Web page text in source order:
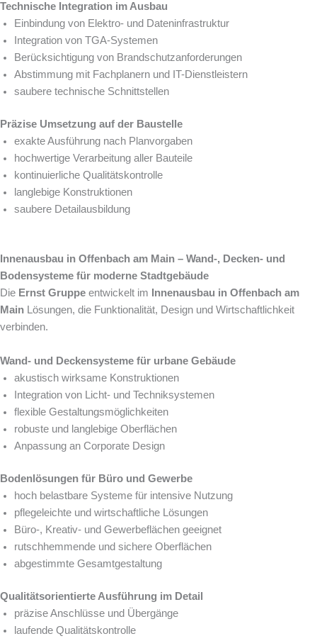
Technische Integration im Ausbau
Einbindung von Elektro- und Dateninfrastruktur
Integration von TGA-Systemen
Berücksichtigung von Brandschutzanforderungen
Abstimmung mit Fachplanern und IT-Dienstleistern
saubere technische Schnittstellen
Präzise Umsetzung auf der Baustelle
exakte Ausführung nach Planvorgaben
hochwertige Verarbeitung aller Bauteile
kontinuierliche Qualitätskontrolle
langlebige Konstruktionen
saubere Detailausbildung
Innenausbau in Offenbach am Main – Wand-, Decken- und
Bodensysteme für moderne Stadtgebäude
Die Ernst Gruppe entwickelt im
Innenausbau in Offenbach am
Main Lösungen, die Funktionalität, Design und Wirtschaftlichkeit
verbinden.
Wand- und Deckensysteme für urbane Gebäude
akustisch wirksame Konstruktionen
Integration von Licht- und Techniksystemen
flexible Gestaltungsmöglichkeiten
robuste und langlebige Oberflächen
Anpassung an Corporate Design
Bodenlösungen für Büro und Gewerbe
hoch belastbare Systeme für intensive Nutzung
pflegeleichte und wirtschaftliche Lösungen
Büro-, Kreativ- und Gewerbeflächen geeignet
rutschhemmende und sichere Oberflächen
abgestimmte Gesamtgestaltung
Qualitätsorientierte Ausführung im Detail
präzise Anschlüsse und Übergänge
laufende Qualitätskontrolle